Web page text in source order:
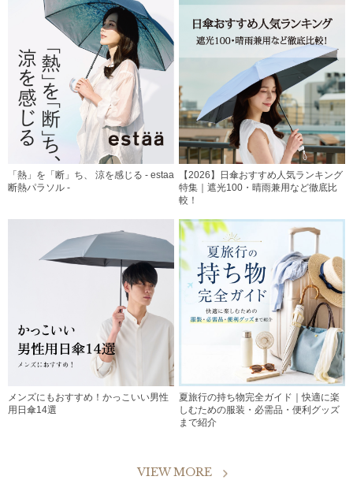
「熱」を「断」ち、 涼を感じる - estaa
断熱パラソル -
【2026】日傘おすすめ人気ランキング
特集｜遮光100・晴雨兼用など徹底比
較！
メンズにもおすすめ！かっこいい男性
用日傘14選
夏旅行の持ち物完全ガイド｜快適に楽
しむための服装・必需品・便利グッズ
まで紹介
VIEW MORE